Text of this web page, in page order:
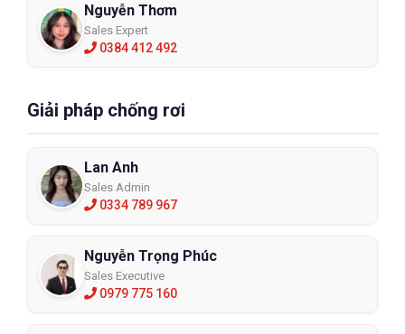
Nguyễn Thơm
Sales Expert
0384 412 492
Giải pháp chống rơi
Lan Anh
Sales Admin
0334 789 967
Nguyễn Trọng Phúc
Sales Executive
0979 775 160